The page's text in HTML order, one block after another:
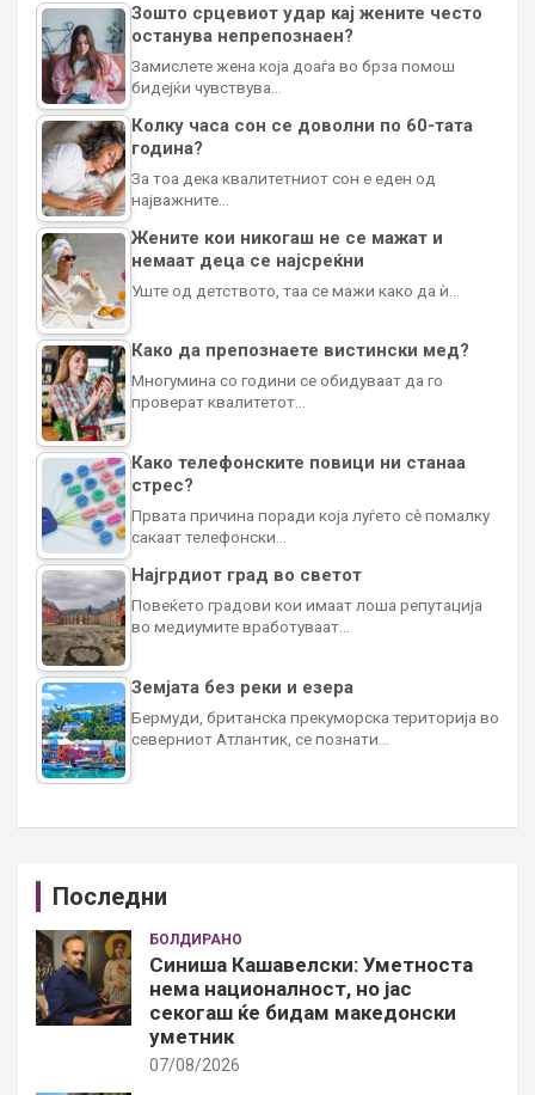
Зошто срцевиот удар кај жените често
останува непрепознаен?
Замислете жена која доаѓа во брза помош
бидејќи чувствува…
Колку часа сон се доволни по 60-тата
година?
За тоа дека квалитетниот сон е еден од
најважните…
Жените кои никогаш не се мажат и
немаат деца се најсреќни
Уште од детството, таа се мажи како да ѝ…
Како да препознаете вистински мед?
Многумина со години се обидуваат да го
проверат квалитетот…
Како телефонските повици ни станаа
стрес?
Првата причина поради која луѓето сè помалку
сакаат телефонски…
Најгрдиот град во светот
Повеќето градови кои имаат лоша репутација
во медиумите вработуваат…
Земјата без реки и езера
Бермуди, британска прекуморска територија во
северниот Атлантик, се познати…
Последни
БОЛДИРАНО
Синиша Кашавелски: Уметноста
нема националност, но јас
секогаш ќе бидам македонски
уметник
07/08/2026